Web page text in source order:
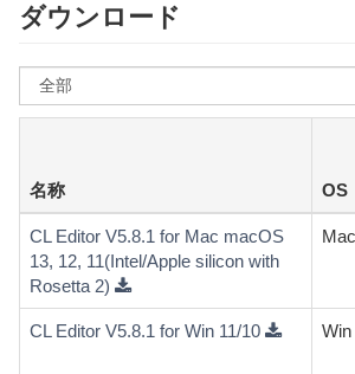
ダウンロード
を
名称
OS
CL Editor V5.8.1 for Mac macOS
13, 12, 11(Intel/Apple silicon with
Rosetta 2)
Mac
CL Editor V5.8.1 for Win 11/10 Win